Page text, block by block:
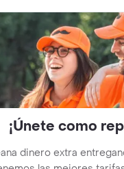
¡Únete como
dinero extra